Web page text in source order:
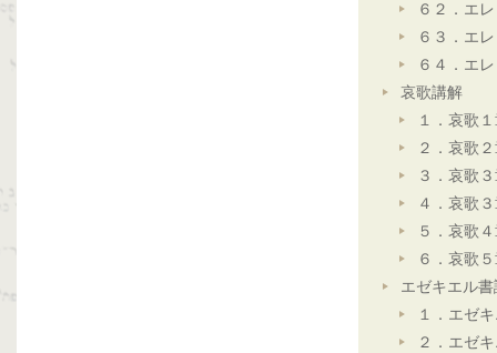
６２．エ
６３．エ
６４．エ
哀歌講解
１．哀歌
２．哀歌
３．哀歌
４．哀歌
５．哀歌
６．哀歌
エゼキエル書
１．エゼ
２．エゼ